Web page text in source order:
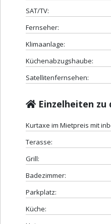
SAT/TV:
Fernseher:
Klimaanlage:
Küchenabzugshaube:
Satellitenfernsehen:
Einzelheiten zu
Kurtaxe im Mietpreis mit
Terasse:
Grill:
Badezimmer:
Parkplatz:
Küche: